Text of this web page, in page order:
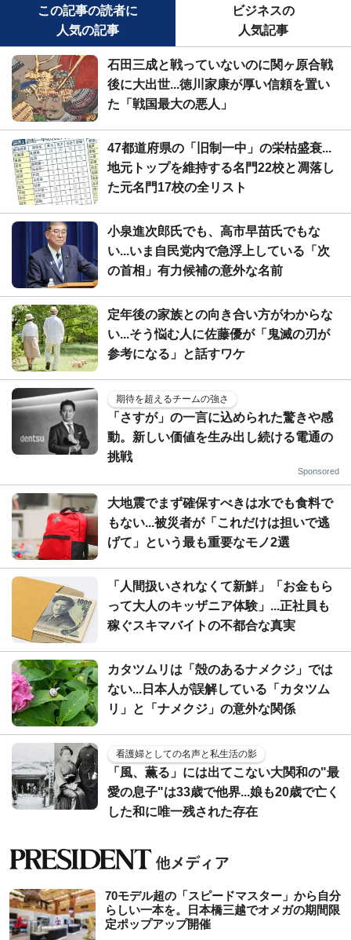
この記事の読者に
人気の記事
ビジネスの
人気記事
石田三成と戦っていないのに関ヶ原合戦
後に大出世...徳川家康が厚い信頼を置い
た「戦国最大の悪人」
47都道府県の「旧制一中」の栄枯盛衰...
地元トップを維持する名門22校と凋落し
た元名門17校の全リスト
小泉進次郎氏でも、高市早苗氏でもな
い...いま自民党内で急浮上している「次
の首相」有力候補の意外な名前
定年後の家族との向き合い方がわからな
い...そう悩む人に佐藤優が「鬼滅の刃が
参考になる」と話すワケ
期待を超えるチームの強さ
「さすが」の一言に込められた驚きや感
動。新しい価値を生み出し続ける電通の
挑戦
Sponsored
大地震でまず確保すべきは水でも食料で
もない...被災者が「これだけは担いで逃
げて」という最も重要なモノ2選
「人間扱いされなくて新鮮」「お金もら
って大人のキッザニア体験」...正社員も
稼ぐスキマバイトの不都合な真実
カタツムリは「殻のあるナメクジ」では
ない...日本人が誤解している「カタツム
リ」と「ナメクジ」の意外な関係
看護婦としての名声と私生活の影
「風、薫る」には出てこない大関和の"最
愛の息子"は33歳で他界...娘も20歳で亡く
した和に唯一残された存在
70モデル超の「スピードマスター」から自分
らしい一本を。日本橋三越でオメガの期間限
定ポップアップ開催